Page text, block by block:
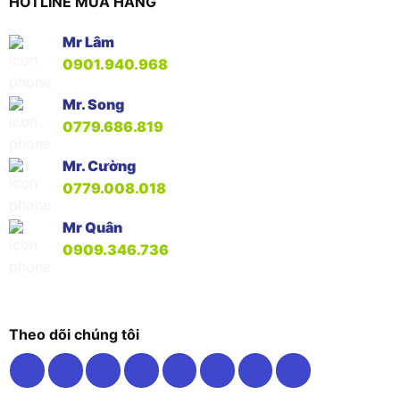
Mr Lâm
0901.940.968
Mr. Song
0779.686.819
Mr. Cường
0779.008.018
Mr Quân
0909.346.736
Theo dõi chúng tôi